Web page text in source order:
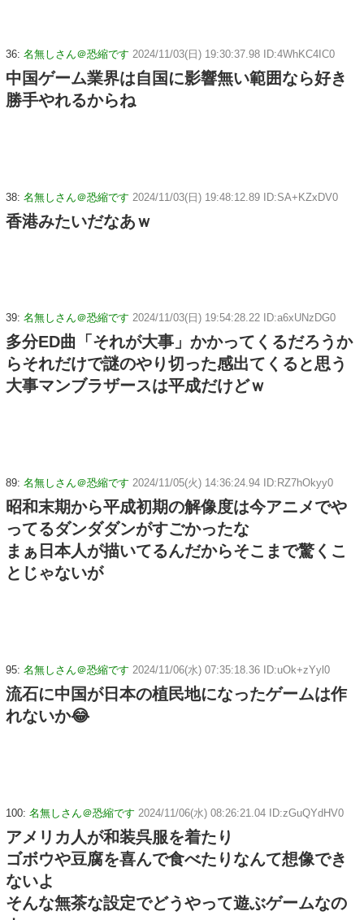
36: 名無しさん＠恐縮です 2024/11/03(日) 19:30:37.98 ID:4WhKC4IC0
中国ゲーム業界は自国に影響無い範囲なら好き
勝手やれるからね
38: 名無しさん＠恐縮です 2024/11/03(日) 19:48:12.89 ID:SA+KZxDV0
香港みたいだなあｗ
39: 名無しさん＠恐縮です 2024/11/03(日) 19:54:28.22 ID:a6xUNzDG0
多分ED曲「それが大事」かかってくるだろうか
らそれだけで謎のやり切った感出てくると思う
大事マンブラザースは平成だけどｗ
89: 名無しさん＠恐縮です 2024/11/05(火) 14:36:24.94 ID:RZ7hOkyy0
昭和末期から平成初期の解像度は今アニメでや
ってるダンダダンがすごかったな
まぁ日本人が描いてるんだからそこまで驚くこ
とじゃないが
95: 名無しさん＠恐縮です 2024/11/06(水) 07:35:18.36 ID:uOk+zYyl0
流石に中国が日本の植民地になったゲームは作
れないか😂
100: 名無しさん＠恐縮です 2024/11/06(水) 08:26:21.04 ID:zGuQYdHV0
アメリカ人が和装呉服を着たり
ゴボウや豆腐を喜んで食べたりなんて想像でき
ないよ
そんな無茶な設定でどうやって遊ぶゲームなの